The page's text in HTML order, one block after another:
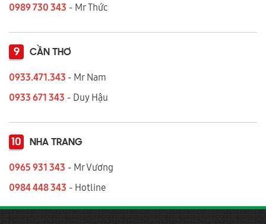
0989 730 343 - Mr Thức
9 CẦN THƠ
0933.471.343 - Mr Nam
0933 671 343 - Duy Hậu
10 NHA TRANG
0965 931 343 - Mr Vương
0984 448 343 - Hotline